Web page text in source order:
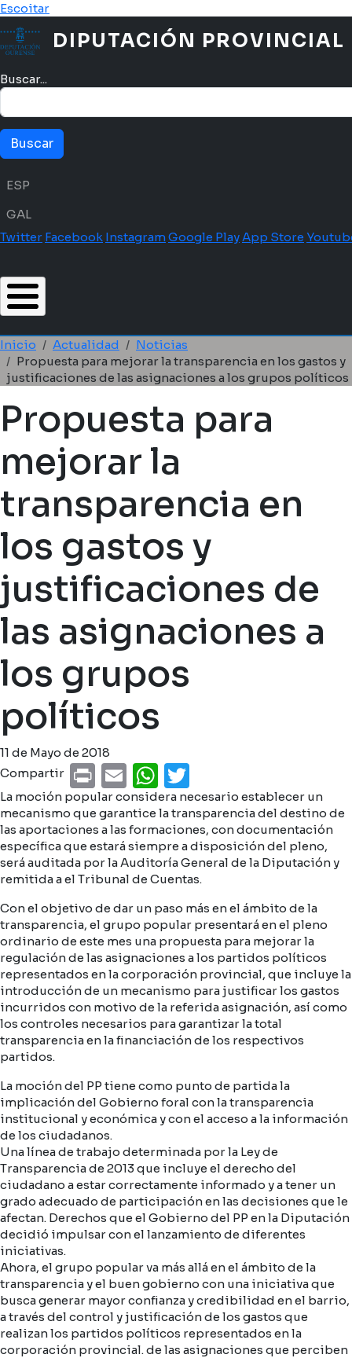
Pasar al contenido principal
Escoitar
DIPUTACIÓN PROVINCIAL
Buscar...
Menú idioma
ESP
GAL
Twitter Facebook InstagramGoogle PlayApp Store
Ruta de navegación
Inicio Actualidad
Noticias
Propuesta para mejorar la transparencia en los gastos y
justificaciones de las asignaciones a los grupos políticos
Propuesta para
mejorar la
transparencia en
los gastos y
justificaciones de
las asignaciones a
los grupos
políticos
11 de Mayo de 2018
Compartir
PrintEmailWhatsApp
La moción popular considera necesario establecer un
mecanismo que garantice la transparencia del destino de
las aportaciones a las formaciones, con documentación
específica que estará siempre a disposición del pleno,
será auditada por la Auditoría General de la Diputación y
remitida a el Tribunal de Cuentas.
Con el objetivo de dar un paso más en el ámbito de la
transparencia, el grupo popular presentará en el pleno
ordinario de este mes una propuesta para mejorar la
regulación de las asignaciones a los partidos políticos
representados en la corporación provincial, que incluye la
introducción de un mecanismo para justificar los gastos
incurridos con motivo de la referida asignación, así como
los controles necesarios para garantizar la total
transparencia en la financiación de los respectivos
partidos.
La moción del PP tiene como punto de partida la
implicación del Gobierno foral con la transparencia
institucional y económica y con el acceso a la información
de los ciudadanos.
Una línea de trabajo determinada por la Ley de
Transparencia de 2013 que incluye el derecho del
ciudadano a estar correctamente informado y a tener un
grado adecuado de participación en las decisiones que le
afectan. Derechos que el Gobierno del PP en la Diputación
decidió impulsar con el lanzamiento de diferentes
iniciativas.
Ahora, el grupo popular va más allá en el ámbito de la
transparencia y el buen gobierno con una iniciativa que
busca generar mayor confianza y credibilidad en el barrio,
a través del control y justificación de los gastos que
realizan los partidos políticos representados en la
corporación provincial. de las asignaciones que perciben